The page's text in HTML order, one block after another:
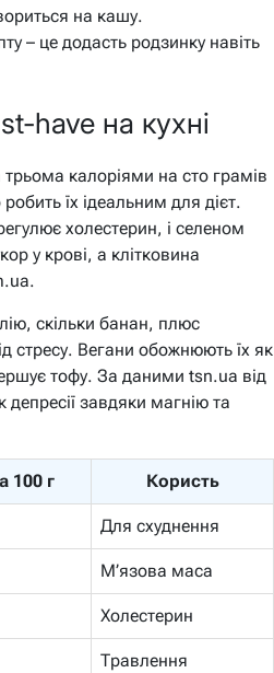
на кашу.
– це додасть родзинку навіть
have на кухні
калоріями на сто грамів
їх ідеальним для дієт.
холестерин, і селеном
у крові, а клітковина
скільки банан, плюс
стресу. Вегани обожнюють їх як
тофу. За даними tsn.ua від
завдяки магнію та
100 г Користь
Для схуднення
М’язова маса
Холестерин
Травлення